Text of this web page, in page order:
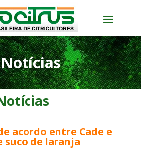
Notícias
acordo entre Cade e
suco de laranja